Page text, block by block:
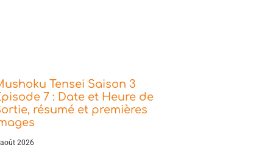
Tensei Saison 3
7 : Date et Heure de
résumé et premières
2026